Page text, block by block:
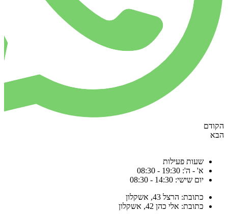
שעות פעילות
א' - ה': 19:30 - 08:30
יום שישי: 14:30 - 08:30
כתובת: הרצל 43, אשקלון
כתובת: אלי כהן 42, אשקלון